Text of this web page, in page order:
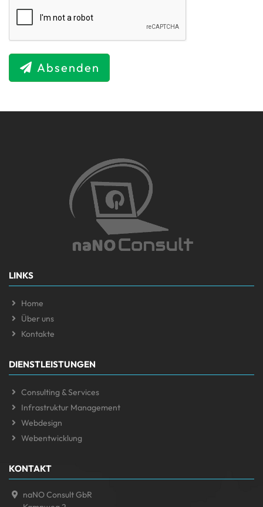
Absenden
LINKS
Home
Über uns
Kontakte
DIENSTLEISTUNGEN
Consulting & Services
Infrastruktur Management
Webdesign
Webentwicklung
KONTAKT
naNO Consult GbR